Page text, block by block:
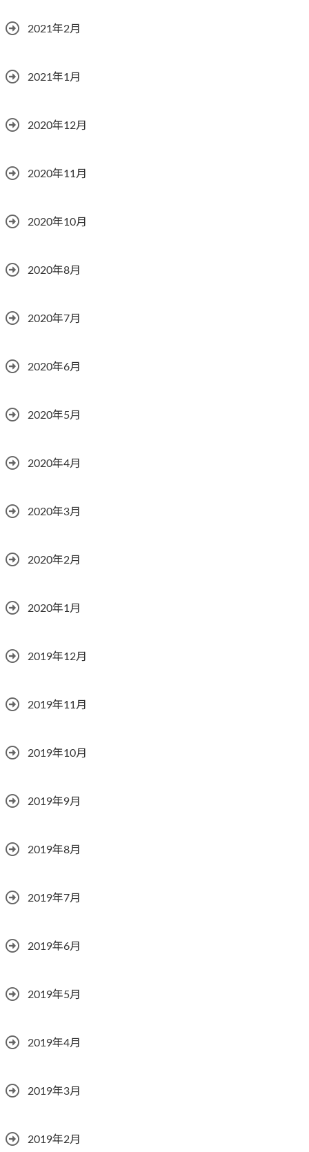
2021年2月
2021年1月
2020年12月
2020年11月
2020年10月
2020年8月
2020年7月
2020年6月
2020年5月
2020年4月
2020年3月
2020年2月
2020年1月
2019年12月
2019年11月
2019年10月
2019年9月
2019年8月
2019年7月
2019年6月
2019年5月
2019年4月
2019年3月
2019年2月